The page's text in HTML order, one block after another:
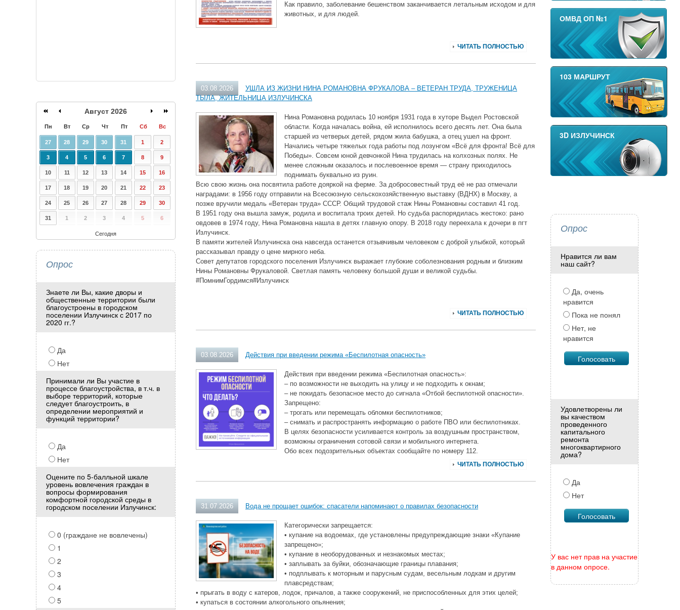
Как правило, заболевание бешенством заканчивается летальным исходом и для
животных, и для людей.
ЧИТАТЬ ПОЛНОСТЬЮ
03.08.2026
УШЛА ИЗ ЖИЗНИ НИНА РОМАНОВНА ФРУКАЛОВА – ВЕТЕРАН ТРУДА, ТРУЖЕНИЦА
ТЫЛА, ЖИТЕЛЬНИЦА ИЗЛУЧИНСКА
Нина Романовна родилась 10 ноября 1931 года в хуторе Выдел Ростовской
области. Когда началась война, ей исполнилось всего десять лет. Она была
старшей из четверых детей, рядом жила бабушка, а отец ушел на фронт.
Начались четыре тяжелых года работы под лозунгом «Всё для фронта! Всё для
Победы». Совсем юной девчонкой Нина трудилась на колхозных полях. Не
менее сложным оказалось и послевоенное время — страну приходилось
поднимать буквально из руин.
Всю свою жизнь она посвятила работе дояркой на ферме. За добросовестный труд её не раз отмечали
наградами: в 1956 году отправили на Всесоюзную сельскохозяйственную выставку (ВДНХ) в Москву, а
позже вручили медаль «Ветеран труда» СССР. Общий трудовой стаж Нины Романовны составил 41 год.
В 1951 году она вышла замуж, родила и воспитала троих детей. Но судьба распорядилась жестоко: рано
овдовев в 1974 году, Нина Романовна нашла в детях главную опору. В 2018 году переехала к дочери в пгт
Излучинск.
В памяти жителей Излучинска она навсегда останется отзывчивым человеком с доброй улыбкой, который
рассказывал правду о цене мирного неба.
Совет депутатов городского поселения Излучинск выражает глубокие соболезнования родным и близким
Нины Романовны Фрукаловой. Светлая память человеку большой души и великой судьбы.
#ПомнимГордимся#Излучинск
ЧИТАТЬ ПОЛНОСТЬЮ
03.08.2026 Действия при введении режима «Беспилотная опасность»
Действия при введении режима «Беспилотная опасность»:
– по возможности не выходить на улицу и не подходить к окнам;
– не покидать безопасное место до сигнала «Отбой беспилотной опасности».
Запрещено:
– трогать или перемещать обломки беспилотников;
– снимать и распространять информацию о работе ПВО или беспилотниках.
В целях безопасности усиливается контроль за воздушным пространством,
возможны ограничения сотовой связи и мобильного интернета.
Обо всех подозрительных объектах сообщайте по номеру 112.
ЧИТАТЬ ПОЛНОСТЬЮ
31.07.2026 Вода не прощает ошибок: спасатели напоминают о правилах безопасности
Категорически запрещается:
• купание на водоемах, где установлены предупреждающие знаки «Купание
запрещено»;
• купание в необорудованных и незнакомых местах;
• заплывать за буйки, обозначающие границы плавания;
• подплывать к моторным и парусным судам, весельным лодкам и другим
плавсредствам;
• прыгать в воду с катеров, лодок, причалов, а также сооружений, не приспособленных для этих целей;
• купаться в состоянии алкогольного опьянения;
Август 2026
Пн Вт Ср Чт Пт Сб Вс
27 28 29 30 31 1 2
3 4 5 6 7 8 9
10 11 12 13 14 15 16
17 18 19 20 21 22 23
24 25 26 27 28 29 30
31 1 2 3 4 5 6
Сегодня
Опрос
Знаете ли Вы, какие дворы и
общественные территории были
благоустроены в городском
поселении Излучинск с 2017 по
2020 гг.?
Да
Нет
Принимали ли Вы участие в
процессе благоустройства, в т.ч. в
выборе территорий, которые
следует благоустроить, в
определении мероприятий и
функций территории?
Да
Нет
Оцените по 5-балльной шкале
уровень вовлечения граждан в
вопросы формирования
комфортной городской среды в
городском поселении Излучинск:
0 (граждане не вовлечены)
1
2
3
4
5
ОМВД ОП №1
103 МАРШРУТ
3D ИЗЛУЧИНСК
Опрос
Нравится ли вам
наш сайт?
Да, очень
нравится
Пока не понял
Нет, не
нравится
Удовлетворены ли
вы качеством
проведенного
капитального
ремонта
многоквартирного
дома?
Да
Нет
У вас нет прав на участие
в данном опросе.